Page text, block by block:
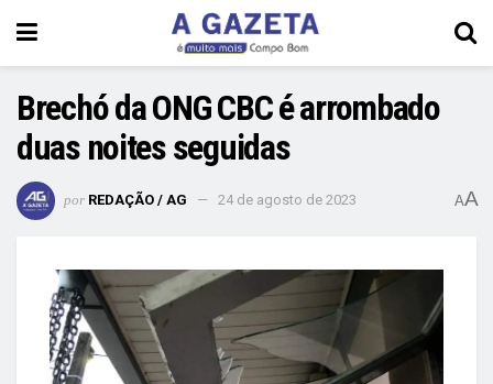
Brechó da ONG CBC é arrombado
duas noites seguidas
por REDAÇÃO / AG 24 de agosto de 2023 AA